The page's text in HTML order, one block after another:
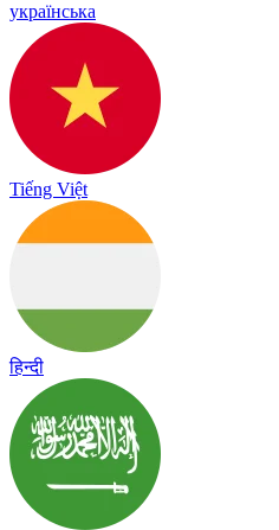
українська
Tiếng Việt
हिन्दी